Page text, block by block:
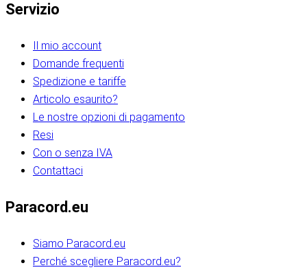
Servizio
Il mio account
Domande frequenti
Spedizione e tariffe
Articolo esaurito?
Le nostre opzioni di pagamento
Resi
Con o senza IVA
Contattaci
Paracord.eu
Siamo Paracord.eu
Perché scegliere Paracord.eu?